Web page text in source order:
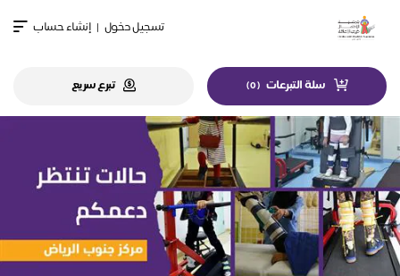
تسجيل دخول | إنشاء حساب
سلة التبرعات (
0
) تبرع سريع